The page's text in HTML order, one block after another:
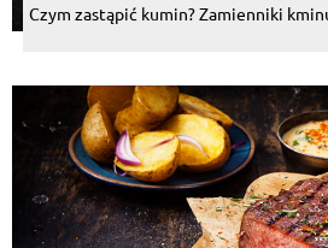
Czym zastąpić kumin? Zamienniki